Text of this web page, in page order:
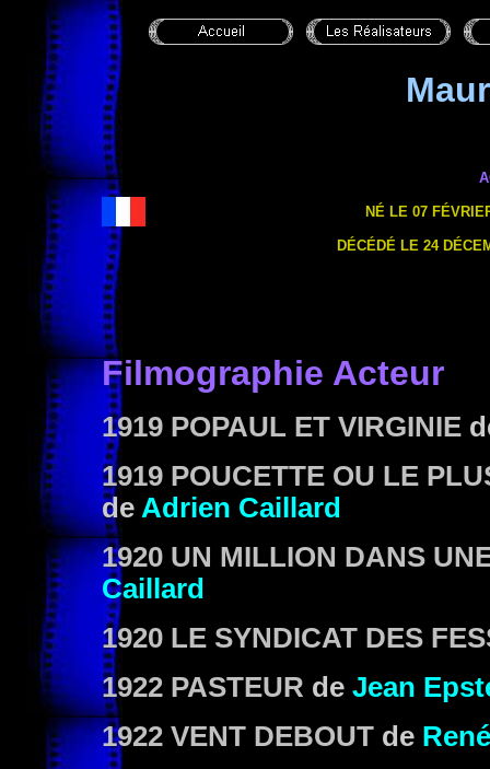
NÉ LE 07
DÉCÉDÉ LE 24
Filmographie Acteur
1919 POPAUL ET VIRGINIE
1919 POUCETTE OU LE
de Adrien Caillard
1920 UN MILLION DANS
Caillard
1920 LE SYNDICAT DES
1922 PASTEUR de Jean
1922 VENT DEBOUT de